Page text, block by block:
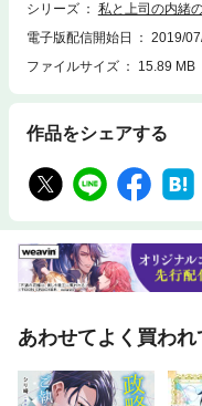
シリーズ
私と上司の内緒
電子版配信開始日
2019/
ファイルサイズ
15.89 MB
作品をシェアする
あわせてよく買わ